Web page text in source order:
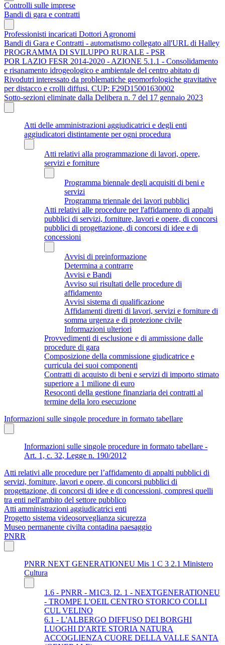
Controlli sulle imprese
Bandi di gara e contratti
Professionisti incaricati Dottori Agronomi
Bandi di Gara e Contratti - automatismo collegato all'URL di Halley
PROGRAMMA DI SVILUPPO RURALE - PSR
POR LAZIO FESR 2014-2020 - AZIONE 5.1.1 - Consolidamento
e risanamento idrogeologico e ambientale del centro abitato di
Rivodutri interessato da problematiche geomorfologiche gravitative
per distacco e crolli diffusi. CUP: F29D15001630002
Sotto-sezioni eliminate dalla Delibera n. 7 del 17 gennaio 2023
Atti delle amministrazioni aggiudicatrici e degli enti
aggiudicatori distintamente per ogni procedura
Atti relativi alla programmazione di lavori, opere,
servizi e forniture
Programma biennale degli acquisiti di beni e
servizi
Programma triennale dei lavori pubblici
Atti relativi alle procedure per l'affidamento di appalti
pubblici di servizi, forniture, lavori e opere, di concorsi
pubblici di progettazione, di concorsi di idee e di
concessioni
Avvisi di preinformazione
Determina a contrarre
Avvisi e Bandi
Avviso sui risultati delle procedure di
affidamento
Avvisi sistema di qualificazione
Affidamenti diretti di lavori, servizi e forniture di
somma urgenza e di protezione civile
Informazioni ulteriori
Provvedimenti di esclusione e di ammissione dalle
procedure di gara
Composizione della commissione giudicatrice e
curricula dei suoi componenti
Contratti di acquisto di beni e servizi di importo stimato
superiore a 1 milione di euro
Resoconti della gestione finanziaria dei contratti al
termine della loro esecuzione
Informazioni sulle singole procedure in formato tabellare
Informazioni sulle singole procedure in formato tabellare -
Art. 1, c. 32, Legge n. 190/2012
Atti relativi alle procedure per l’affidamento di appalti pubblici di
servizi, forniture, lavori e opere, di concorsi pubblici di
progettazione, di concorsi di idee e di concessioni, compresi quelli
tra enti nell'ambito del settore pubblico
Atti amministrazioni aggiudicatrici enti
Progetto sistema videosorveglianza sicurezza
Museo permanente civilta contadina paesaggio
PNRR
PNRR NEXT GENERATIONEU Mis 1 C 3 2.1 Ministero
Cultura
1.6 - PNRR - M1C3. I2. 1 - NEXTGENERATIONEU
- TROMPE L'OEIL CENTRO STORICO COLLI
CUL VELINO
6.1 - L'ALBERGO DIFFUSO DEI BORGHI
LUOGHI D'ARTE STORIA NATURA
ACCOGLIENZA CUORE DELLA VALLE SANTA